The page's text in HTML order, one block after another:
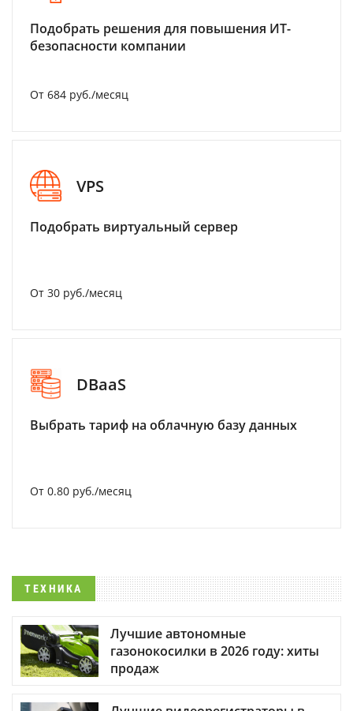
Подобрать решения для повышения ИТ-
безопасности компании
От 684 руб./месяц
VPS
Подобрать виртуальный сервер
От 30 руб./месяц
DBaaS
Выбрать тариф на облачную базу данных
От 0.80 руб./месяц
ТЕХНИКА
Лучшие автономные
газонокосилки в 2026 году: хиты
продаж